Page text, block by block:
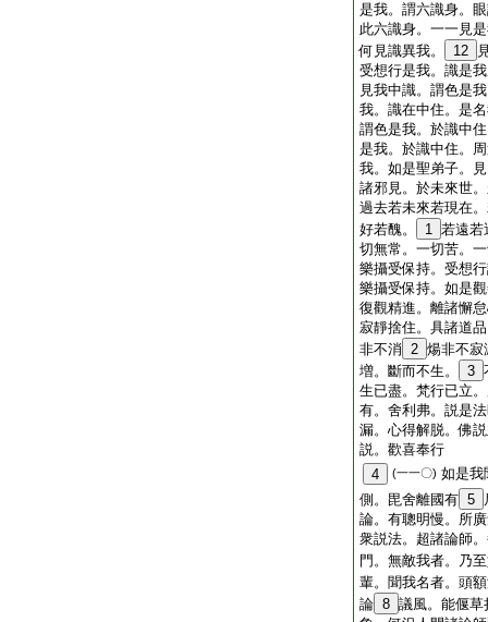
是我。謂六識身。
此六識身。一一見
何見識異我。
12
受想行是我。識是
見我中識。謂色是
我。識在中住。是
謂色是我。於識中
是我。於識中住。
我。如是聖弟子。
諸邪見。於未來世
過去若未來若現在
好若醜。
1 若遠若
切無常。一切苦。
樂攝受保持。受想
樂攝受保持。如是
復觀精進。離諸懈
寂靜捨住。具諸道
非不消 2 煬非不寂
増。斷而不生。
3
生已盡。梵行已立
有。舍利弗。説是
漏。心得解脱。佛
説。歡喜奉行
4
(一一〇) 如是我
側。毘舍離國有 5
論。有聰明慢。所
衆説法。超諸論師
門。無敵我者。乃
輩。聞我名者。頭
論 8 議風。能偃草